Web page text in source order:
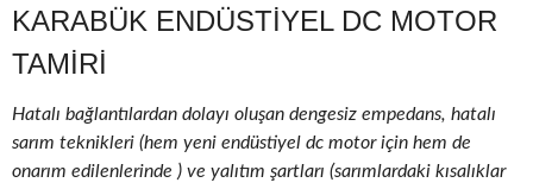
KARABÜK ENDÜSTIYEL DC MOTOR
TAMIRI
Hatalı bağlantılardan dolayı oluşan dengesiz empedans, hatalı
sarım teknikleri (hem yeni endüstiyel dc motor için hem de
onarım edilenlerinde ) ve yalıtım şartları (sarımlardaki kısalıklar